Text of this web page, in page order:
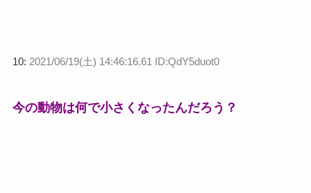
10: 2021/06/19(土) 14:46:16.61 ID:QdY5duot0
今の動物は何で小さくなったんだろう？